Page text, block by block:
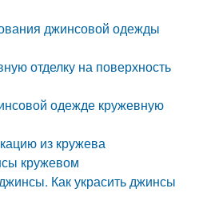
джинсовой одежды
отделку на поверхность
одежде кружевную
из кружева
кружевом
Как украсить джинсы